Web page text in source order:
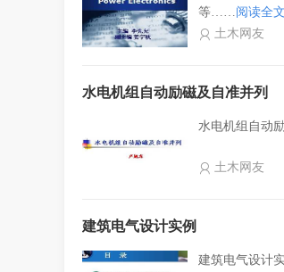
等……阅读全
土木网友
水电机组自动励磁及自准并列
水电机组自动
土木网友
建筑电气设计实例
建筑电气设计